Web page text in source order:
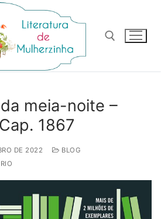
meia-noite –
1867
DE 2022
BLOG